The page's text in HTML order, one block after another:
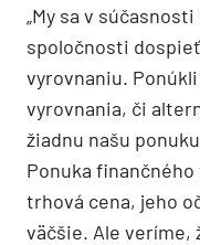
„My sa v
spoločnosti
vyrovnaniu.
vyrovnania, či
žiadnu našu
Ponuka finančného
trhová cena, jeho
väčšie. Ale veríme,